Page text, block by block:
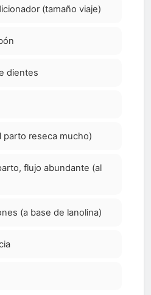
(tamaño viaje)
dientes
parto reseca mucho)
flujo abundante (al
(a base de lanolina)